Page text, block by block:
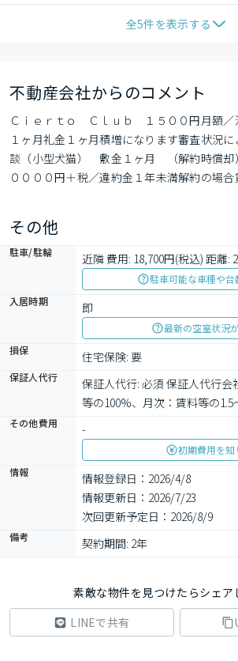
全5件を表示する
不動産会社からのコメント
Ｃｉｅｒｔｏ　Ｃｌｕｂ　１５００円月額
１ヶ月礼金１ヶ月積増になります審査状況
談（小型犬猫）　敷金１ヶ月　（解約時償却
００００円＋税／違約金１年未満解約の場
償）
その他
駐車/駐輪 近隣 費用: 18,700円(税込) 距離:
駐車可能な車種や
入居時期
即
最新の空室状況
損保
住宅保険: 要
保証人代行
保証人代行: 必須 保証人代行会
等の100%、月次：賃料等の1.5
その他費用 -
初期費用を知
情報
情報登録日：2026/4/8
情報更新日：2026/7/23
次回更新予定日：2026/8/9
備考 契約期間: 2年
素敵な物件を見つけたらシェア
LINEで共有